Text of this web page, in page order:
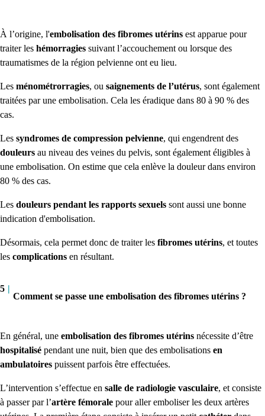
À l’origine, l'embolisation des fibromes utérins est apparue pour
traiter les hémorragies suivant l’accouchement ou lorsque des
traumatismes de la région pelvienne ont eu lieu.
Les ménométrorragies, ou saignements de l’utérus, sont également
traitées par une embolisation. Cela les éradique dans 80 à 90 % des
cas.
Les syndromes de compression pelvienne, qui engendrent des
douleurs au niveau des veines du pelvis, sont également éligibles à
une embolisation. On estime que cela enlève la douleur dans environ
80 % des cas.
Les douleurs pendant les rapports sexuels sont aussi une bonne
indication d'embolisation.
Désormais, cela permet donc de traiter les fibromes utérins, et toutes
les complications en résultant.
5 |
Comment se passe une embolisation des fibromes utérins ?
En général, une embolisation des fibromes utérins nécessite d’être
hospitalisé pendant une nuit, bien que des embolisations en
ambulatoires puissent parfois être effectuées.
L’intervention s’effectue en salle de radiologie vasculaire, et consiste
à passer par l’artère fémorale pour alleremboliserles deux artères